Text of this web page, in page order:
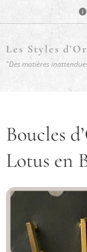
Les Styles
"Des matières
Boucles
Lotus en